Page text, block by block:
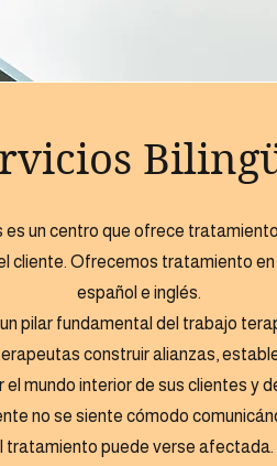
es un centro que ofrece
cliente. Ofrecemos tratamiento
español e inglés.
pilar fundamental del trabajo
construir alianzas,
el mundo interior de sus clientes y
no se siente cómodo
tratamiento puede verse afectada.